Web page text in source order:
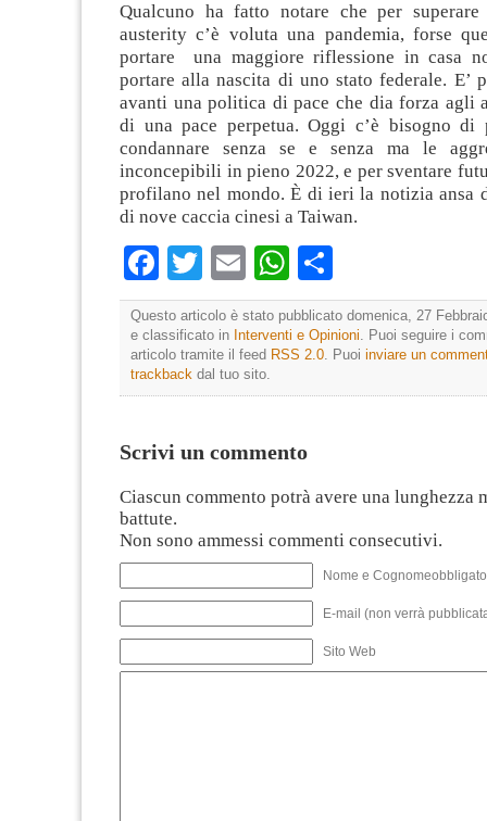
Qualcuno ha fatto notare che per
austerity c’è voluta una pandemia, forse
portare una maggiore riflessione in casa
portare alla nascita di uno stato federale. E’
avanti una politica di pace che dia forza agli
di una pace perpetua. Oggi c’è bisogno di
condannare senza se e senza ma le
inconcepibili in pieno 2022, e per sventare
profilano nel mondo. È di ieri la notizia ansa
di nove caccia cinesi a Taiwan.
Facebook
TwitterEmailWhatsApp
Questo articolo è stato pubblicato domenica, 27
e classificato in Interventi e Opinioni. Puoi seguire i
articolo tramite il feed RSS 2.0. Puoi inviare un
trackback dal tuo sito.
Scrivi un commento
Ciascun commento potrà avere una lunghezza
battute.
Non sono ammessi commenti consecutivi.
Nome e
E-mail (non verrà
Sito Web